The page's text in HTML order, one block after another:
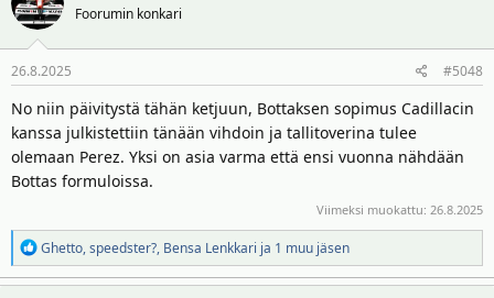
Vaikkakaan langat tuskin Bottaksen käsissä on niin vahvasti että
valinta olisi kokonaan hänen käsissään Alpinen ja Cadillacin välillä.
Foorumin konkari
26.8.2025 #5048
No niin päivitystä tähän ketjuun, Bottaksen sopimus Cadillacin
kanssa julkistettiin tänään vihdoin ja tallitoverina tulee
olemaan Perez. Yksi on asia varma että ensi vuonna nähdään
Bottas formuloissa.
Viimeksi muokattu: 26.8.2025
R
e
a
Ghetto,speedster?, Bensa Lenkkari ja 1 muu jäsen